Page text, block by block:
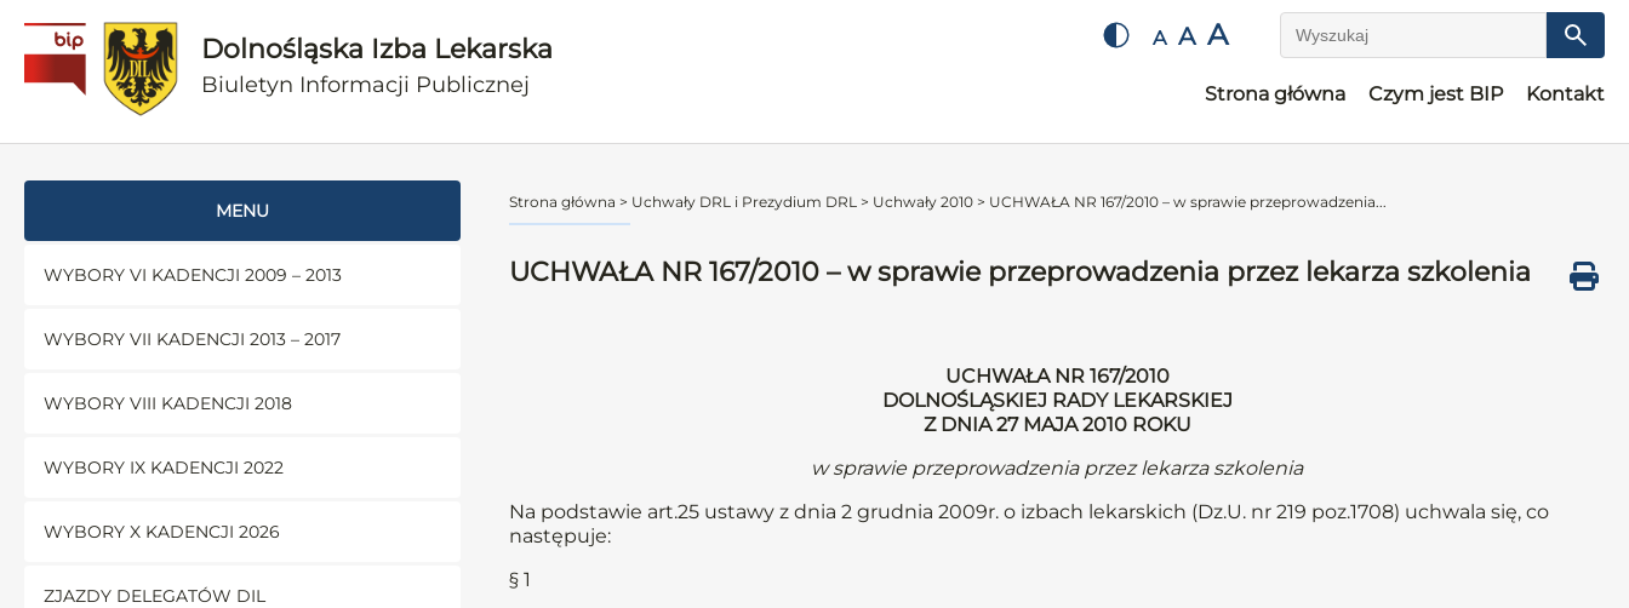
Dolnośląska Izba Lekarska
Biuletyn Informacji Publicznej
A A A Wyszukaj
Strona główna Czym jest BIP Kontakt
MENU
WYBORY VI KADENCJI 2009 – 2013
WYBORY VII KADENCJI 2013 – 2017
WYBORY VIII KADENCJI 2018
WYBORY IX KADENCJI 2022
WYBORY X KADENCJI 2026
ZJAZDY DELEGATÓW DIL
Strona główna > Uchwały DRL i Prezydium DRL > Uchwały 2010 > UCHWAŁA NR 167/2010 – w sprawie przeprowadzenia...
UCHWAŁA NR 167/2010 – w sprawie przeprowadzenia przez lekarza szkolenia
UCHWAŁA NR 167/2010
DOLNOŚLĄSKIEJ RADY LEKARSKIEJ
Z DNIA 27 MAJA 2010 ROKU
w sprawie przeprowadzenia przez lekarza szkolenia
Na podstawie art.25 ustawy z dnia 2 grudnia 2009r. o izbach lekarskich (Dz.U. nr 219 poz.1708) uchwala się, co
następuje:
§ 1